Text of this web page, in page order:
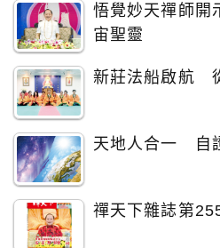
悟覺妙天禪師
宙聖靈
新莊法船啟航
天地人合一 自
禪天下雜誌第